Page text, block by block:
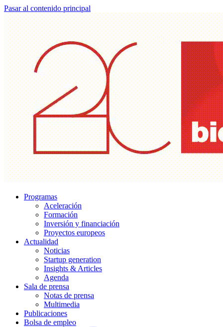
Pasar al contenido principal
Programas
Aceleración
Formación
Inversión y financiación
Proyectos europeos
Actualidad
Noticias
Startup generation
Insights & Articles
Agenda
Sala de prensa
Notas de prensa
Multimedia
Publicaciones
Bolsa de empleo